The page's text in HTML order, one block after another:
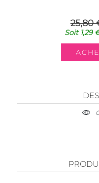
25,80
Soit 1,29